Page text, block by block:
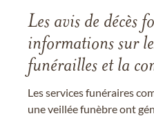
Les avis de décès
informations sur
funérailles et la
Les services funéraires
une veillée funèbre ont